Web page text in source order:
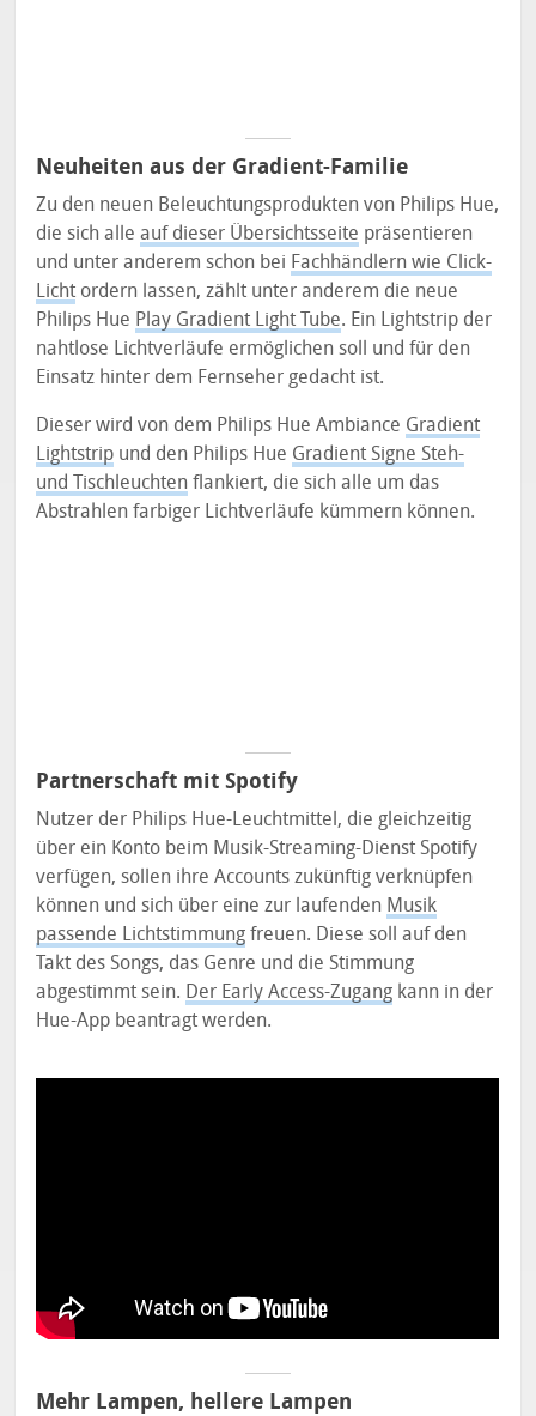
Neuheiten aus der Gradient-Familie
Zu den neuen Beleuchtungsprodukten von Philips Hue,
die sich alleauf dieser Übersichtsseite präsentieren
und unter anderem schon bei Fachhändlern wie Click-
Licht ordern lassen, zählt unter anderem die neue
Philips Hue Play Gradient Light Tube. Ein Lightstrip der
nahtlose Lichtverläufe ermöglichen soll und für den
Einsatz hinter dem Fernseher gedacht ist.
Dieser wird von dem Philips Hue Ambiance Gradient
Lightstrip und den Philips Hue Gradient Signe Steh-
und Tischleuchten flankiert, die sich alle um das
Abstrahlen farbiger Lichtverläufe kümmern können.
Partnerschaft mit Spotify
Nutzer der Philips Hue-Leuchtmittel, die gleichzeitig
über ein Konto beim Musik-Streaming-Dienst Spotify
verfügen, sollen ihre Accounts zukünftig verknüpfen
können und sich über eine zur laufenden Musik
passende Lichtstimmung freuen. Diese soll auf den
Takt des Songs, das Genre und die Stimmung
abgestimmt sein. Der Early Access-Zugang kann in der
Hue-App beantragt werden.
Mehr Lampen, hellere Lampen